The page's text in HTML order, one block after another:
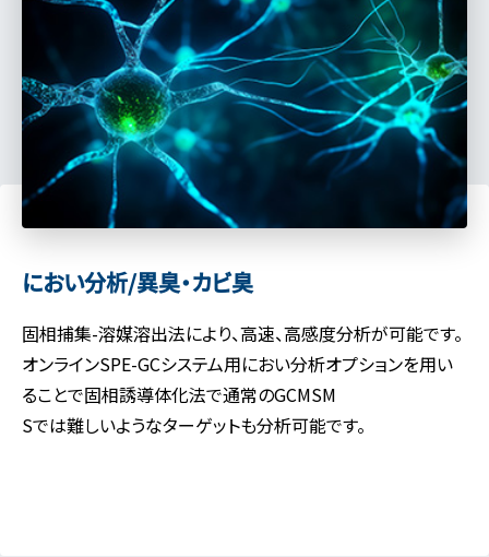
におい分析/異臭・カビ臭
固相捕集-溶媒溶出法により、高速、高感度分析が可能です。
オンラインSPE-GCシステム用におい分析オプションを用い
ることで固相誘導体化法で通常のGCMSM
Sでは難しいようなターゲットも分析可能です。